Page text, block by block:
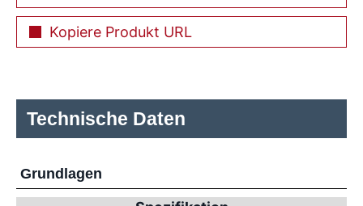
Kopiere Produkt URL
Technische Daten
Grundlagen